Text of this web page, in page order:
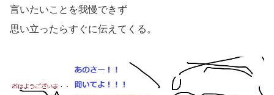
言いたいことを我慢できず
思い立ったらすぐに伝えてくる。